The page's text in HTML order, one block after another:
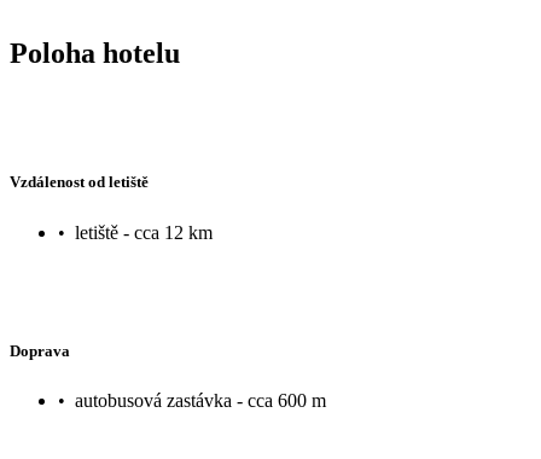
Poloha hotelu
Vzdálenost od letiště
• letiště - cca 12 km
Doprava
• autobusová zastávka - cca 600 m